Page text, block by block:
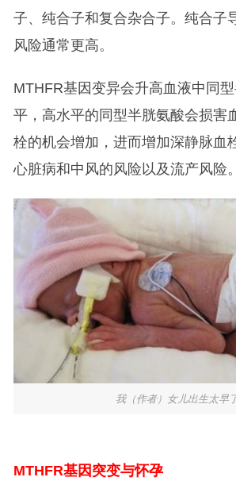
子、纯合子和复合杂合子。纯合子
风险通常更高。
MTHFR基因变异会升高血液中同
平，高水平的同型半胱氨酸会损害
栓的机会增加，进而增加深静脉血
心脏病和中风的风险以及流产风险。
我（作者）女儿出生太早
MTHFR基因突变与怀孕